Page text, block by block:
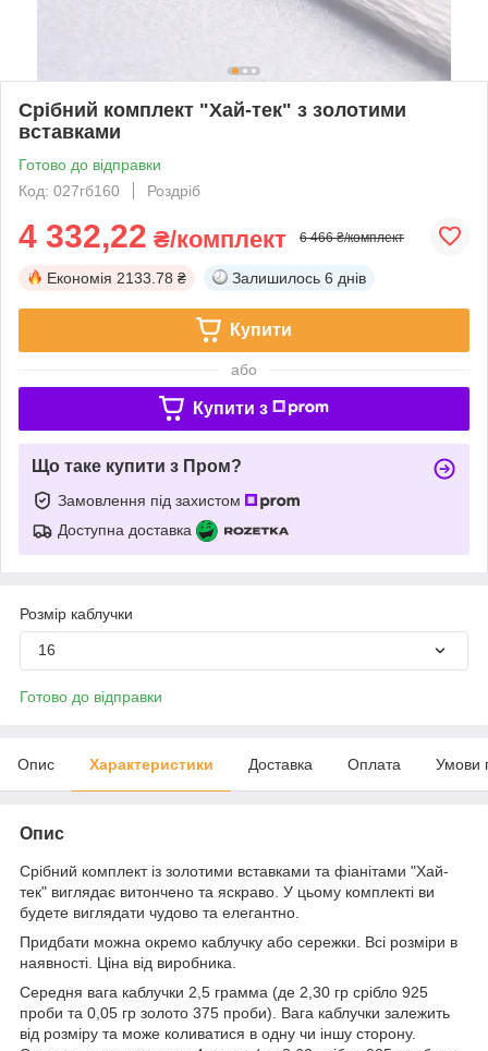
Срібний комплект "Хай-тек" з золотими
вставками
Готово до відправки
Код: 027гб160
Роздріб
4 332,22 ₴/комплект 6 466 ₴/комплект
Економія 2133.78 ₴ Залишилось 6 днів
Купити
або
Купити з
Що таке купити з Пром?
Замовлення під захистом
Доступна доставка
Розмір каблучки
16
Готово до відправки
Опис Характеристики Доставка Оплата Умови
Опис
Срібний комплект із золотими вставками та фіанітами "Хай-
тек" виглядає витончено та яскраво. У цьому комплекті ви
будете виглядати чудово та елегантно.
Придбати можна окремо каблучку або сережки. Всі розміри в
наявності. Ціна від виробника.
Середня вага каблучки 2,5 грамма (де 2,30 гр срібло 925
проби та 0,05 гр золото 375 проби). Вага каблучки залежить
від розміру та може коливатися в одну чи іншу сторону.